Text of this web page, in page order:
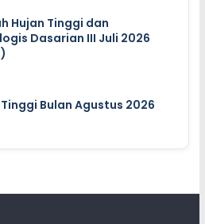
Hujan Tinggi dan
Dasarian III Juli 2026
Bulan Agustus 2026